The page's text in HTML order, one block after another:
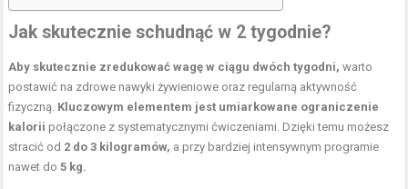
Jak skutecznie schudnąć w 2 tygodnie?
Aby skutecznie zredukować wagę w ciągu dwóch tygodni, warto
postawić na zdrowe nawyki żywieniowe oraz regularną aktywność
fizyczną. Kluczowym elementem jest umiarkowane ograniczenie
kalorii połączone z systematycznymi ćwiczeniami. Dzięki temu możesz
stracić od 2 do 3 kilogramów, a przy bardziej intensywnym programie
nawet do5 kg.